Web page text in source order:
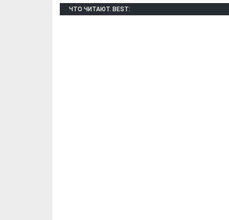
ЧТО ЧИТАЮТ. BEST: